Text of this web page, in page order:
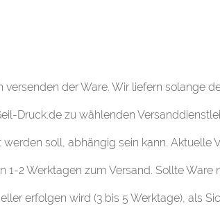
der Ware. Wir liefern solange
Druck.de zu wählenden
soll, abhängig sein kann. Aktuelle
1-2 Werktagen zum Versand. Sollte
erfolgen wird (3 bis 5 Werktage), als